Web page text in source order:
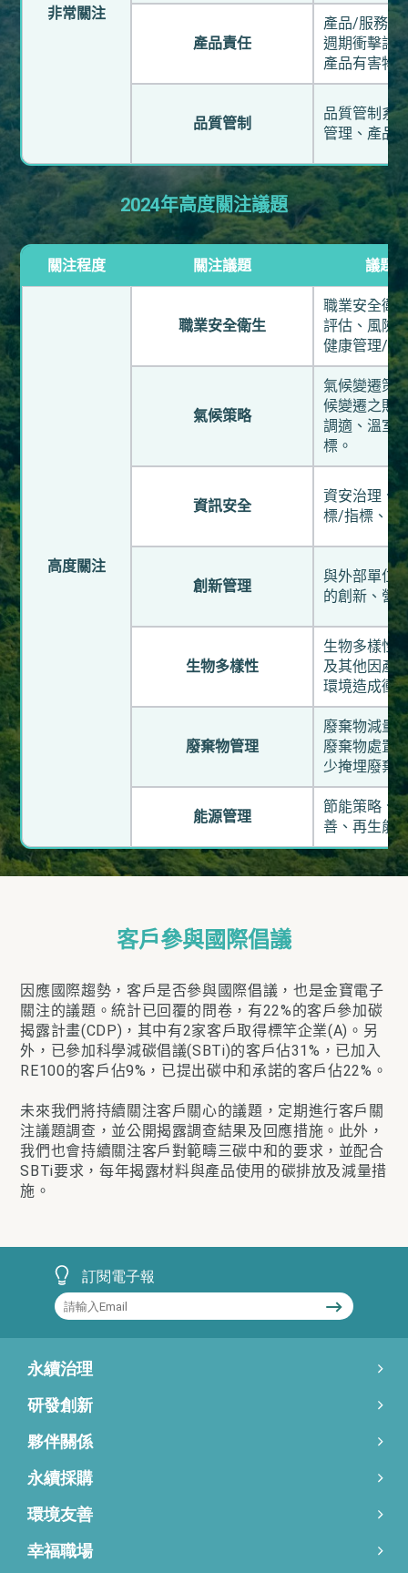
非常關注
產品責任
產品/服務之
週期衝擊評
產品有害物
品質管制
品質管制系
管理、產品
2024年高度關注議題
關注程度 關注議題 議題
高度關注
職業安全衛生
職業安全衛
評估、風險
健康管理/促
氣候策略
氣候變遷策
候變遷之財
調適、溫室
標。
資訊安全
資安治理、
標/指標、異
創新管理
與外部單位
的創新、營
生物多樣性
生物多樣性
及其他因產
環境造成衝
廢棄物管理
廢棄物減量/
廢棄物處置
少掩埋廢棄
能源管理
節能策略、
善、再生能
客戶參與國際倡議
因應國際趨勢，客戶是否參與國際倡議，也是金寶電子
關注的議題。統計已回覆的問卷，有22%的客戶參加碳
揭露計畫(CDP)，其中有2家客戶取得標竿企業(A)。另
外，已參加科學減碳倡議(SBTi)的客戶佔31%，已加入
RE100的客戶佔9%，已提出碳中和承諾的客戶佔22%。
未來我們將持續關注客戶關心的議題，定期進行客戶關
注議題調查，並公開揭露調查結果及回應措施。此外，
我們也會持續關注客戶對範疇三碳中和的要求，並配合
SBTi要求，每年揭露材料與產品使用的碳排放及減量措
施。